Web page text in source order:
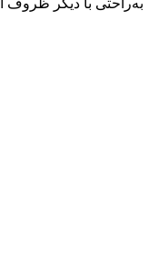
با دیگر ظروف